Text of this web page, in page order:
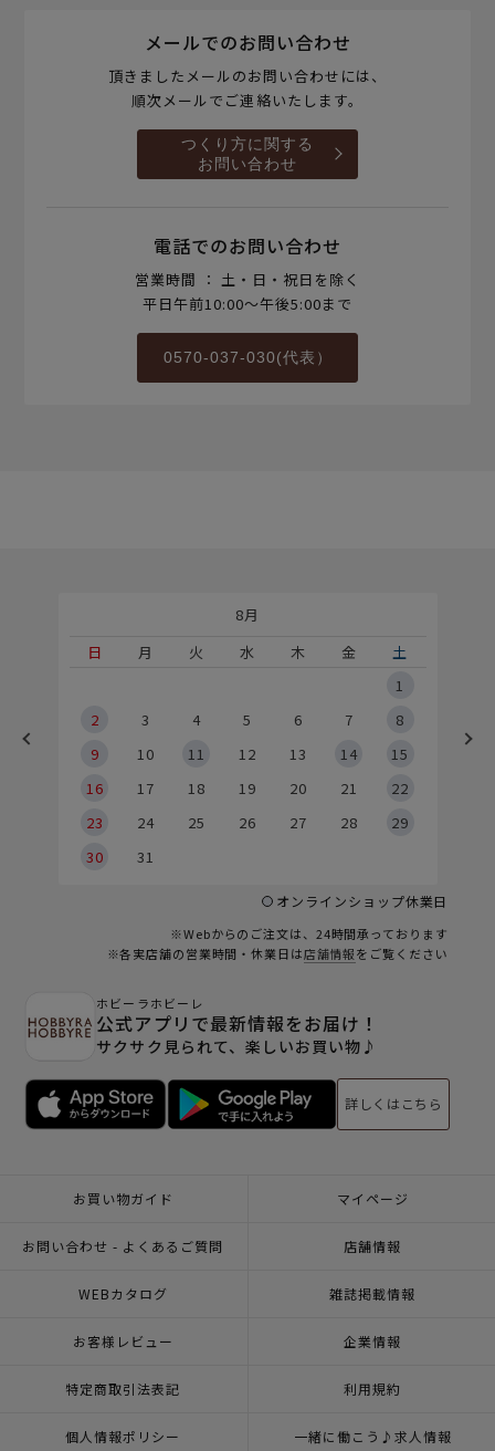
メールでのお問い合わせ
頂きましたメールのお問い合わせには、
順次メールでご連絡いたします。
つくり方に関する
お問い合わせ
電話でのお問い合わせ
営業時間 ： 土・日・祝日を除く
平日午前10:00～午後5:00まで
0570-037-030(代表）
8月
日
月 火 水 木 金
土
1
2
3 4 5 6 7
8
9
10 11 12 13 14
15
16
17 18 19 20 21
22
23
24 25 26 27 28
29
30
31
オンラインショップ休業日
※Webからのご注文は、24時間承っております
※各実店舗の営業時間・休業日は店舗情報をご覧ください
ホビーラホビーレ
公式アプリで最新情報をお届け！
サクサク見られて、楽しいお買い物♪
詳しくはこちら
お買い物ガイド マイページ
お問い合わせ - よくあるご質問 店舗情報
WEBカタログ 雑誌掲載情報
お客様レビュー 企業情報
特定商取引法表記 利用規約
個人情報ポリシー 一緒に働こう♪求人情報